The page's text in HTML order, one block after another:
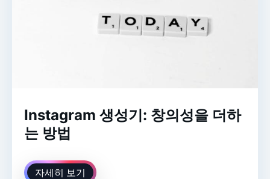
Instagram 생성기: 창의성을 더하
는 방법
자세히 보기